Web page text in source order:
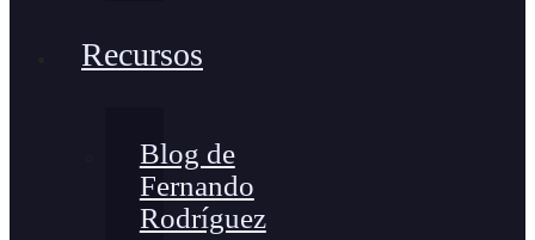
Recursos
Blog de
Fernando
Rodríguez